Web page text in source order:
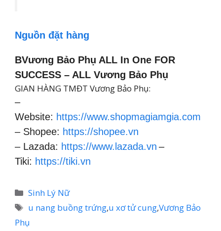
Nguồn đặt hàng
BVương Bảo Phụ ALL In One FOR
SUCCESS – ALL Vương Bảo Phụ
GIAN HÀNG TMĐT Vương Bảo Phụ:
–
Website: https://www.shopmagiamgia.com
– Shopee: https://shopee.vn
– Lazada: https://www.lazada.vn –
Tiki: https://tiki.vn
Danh
mục
Sinh Lý Nữ
Thẻ
u nang buồng trứng,u xơ tử cung,Vương Bảo
Phụ